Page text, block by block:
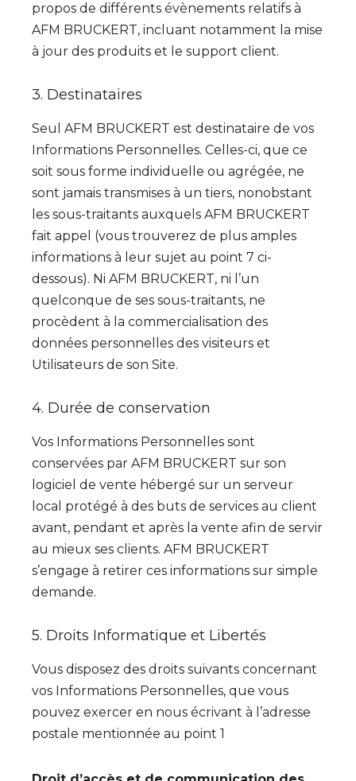
propos de différents évènements relatifs à
AFM BRUCKERT, incluant notamment la mise
à jour des produits et le support client.
3. Destinataires
Seul AFM BRUCKERT est destinataire de vos
Informations Personnelles. Celles-ci, que ce
soit sous forme individuelle ou agrégée, ne
sont jamais transmises à un tiers, nonobstant
les sous-traitants auxquels AFM BRUCKERT
fait appel (vous trouverez de plus amples
informations à leur sujet au point 7 ci-
dessous). Ni AFM BRUCKERT, ni l’un
quelconque de ses sous-traitants, ne
procèdent à la commercialisation des
données personnelles des visiteurs et
Utilisateurs de son Site.
4. Durée de conservation
Vos Informations Personnelles sont
conservées par AFM BRUCKERT sur son
logiciel de vente hébergé sur un serveur
local protégé à des buts de services au client
avant, pendant et après la vente afin de servir
au mieux ses clients. AFM BRUCKERT
s’engage à retirer ces informations sur simple
demande.
5. Droits Informatique et Libertés
Vous disposez des droits suivants concernant
vos Informations Personnelles, que vous
pouvez exercer en nous écrivant à l’adresse
postale mentionnée au point 1